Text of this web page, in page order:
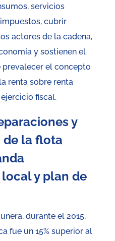
servicios
cubrir
actores de la cadena,
y sostienen el
prevalecer el concepto
renta sobre renta
fiscal.
y
de la flota
y plan de
durante el 2015,
fue un 15% superior al